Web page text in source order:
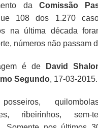
da Comissão
108 dos 1.270
na última década
números não passam
é de David
Segundo, 17-03-2015.
ribeirinhos, sem-